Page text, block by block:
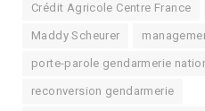
Crédit Agricole Centre France
Maddy Scheurer
porte-parole gendarmerie
reconversion gendarmerie